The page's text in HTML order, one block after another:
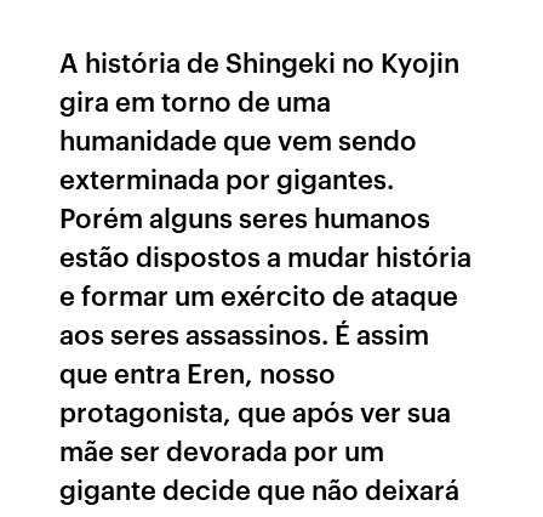
A história de Shingeki no Kyojin
gira em torno de uma
humanidade que vem sendo
exterminada por gigantes.
Porém alguns seres humanos
estão dispostos a mudar história
e formar um exército de ataque
aos seres assassinos. É assim
que entra Eren, nosso
protagonista, que após ver sua
mãe ser devorada por um
gigante decide que não deixará